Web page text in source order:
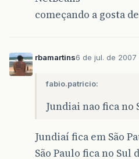
começando a gosta
rbamartins6 de jul. de 2007
fabio.patricio:
Jundiai nao fica no
Jundiaí fica em São
São Paulo fica no Sul